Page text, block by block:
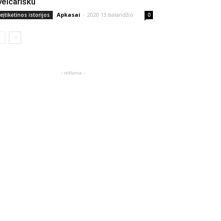
istorijos Apkasai - 2020 13 balandžio 0
- reklama -